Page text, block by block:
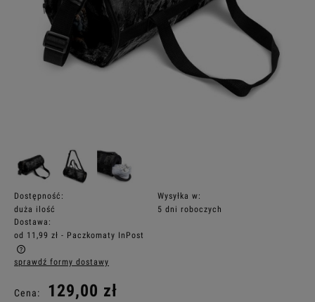
Dostępność:
duża ilość
Wysyłka w:
5 dni roboczych
Dostawa:
od 11,99 zł - Paczkomaty InPost
Cena nie zawiera ewentualnych kosztów płatności
sprawdź formy dostawy
Cena: 129,00 zł